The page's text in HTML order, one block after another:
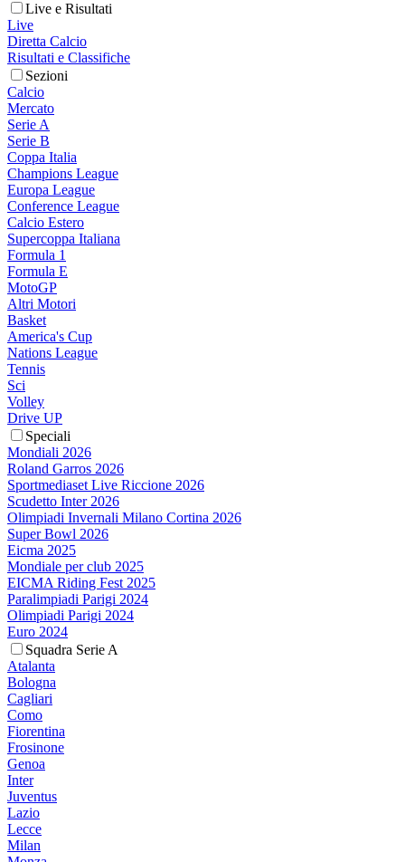
Live e Risultati
Live
Diretta Calcio
Risultati e Classifiche
Sezioni
Calcio
Mercato
Serie A
Serie B
Coppa Italia
Champions League
Europa League
Conference League
Calcio Estero
Supercoppa Italiana
Formula 1
Formula E
MotoGP
Altri Motori
Basket
America's Cup
Nations League
Tennis
Sci
Volley
Drive UP
Speciali
Mondiali 2026
Roland Garros 2026
Sportmediaset Live Riccione 2026
Scudetto Inter 2026
Olimpiadi Invernali Milano Cortina 2026
Super Bowl 2026
Eicma 2025
Mondiale per club 2025
EICMA Riding Fest 2025
Paralimpiadi Parigi 2024
Olimpiadi Parigi 2024
Euro 2024
Squadra Serie A
Atalanta
Bologna
Cagliari
Como
Fiorentina
Frosinone
Genoa
Inter
Juventus
Lazio
Lecce
Milan